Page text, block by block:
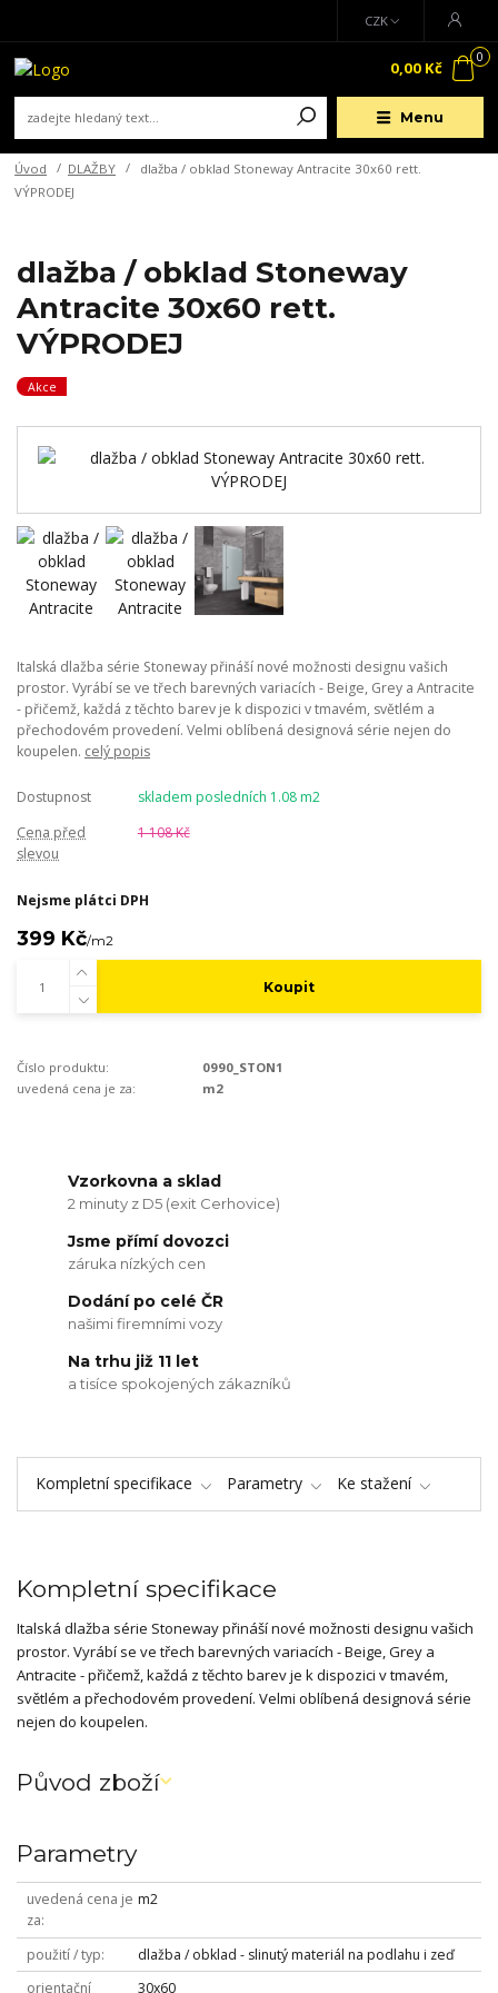
Menu
CZK
0
0,00 Kč
Úvod DLAŽBY
dlažba / obklad Stoneway Antracite 30x60 rett.
VÝPRODEJ
dlažba / obklad Stoneway
Antracite 30x60 rett.
VÝPRODEJ
Akce
Italská dlažba série Stoneway přináší nové možnosti designu vašich
prostor. Vyrábí se ve třech barevných variacích - Beige, Grey a Antracite
- přičemž, každá z těchto barev je k dispozici v tmavém, světlém a
přechodovém provedení. Velmi oblíbená designová série nejen do
koupelen. celý popis
Dostupnost
skladem posledních 1.08 m2
Cena před
slevou
1 108 Kč
Nejsme plátci DPH
399 Kč/m2
Koupit
Číslo produktu:
0990_STON1
uvedená cena je za:
m2
Vzorkovna a sklad
2 minuty z D5 (exit Cerhovice)
Jsme přímí dovozci
záruka nízkých cen
Dodání po celé ČR
našimi firemními vozy
Na trhu již 11 let
a tisíce spokojených zákazníků
Kompletní specifikace Parametry Ke stažení
Kompletní specifikace
Italská dlažba série Stoneway přináší nové možnosti designu vašich
prostor. Vyrábí se ve třech barevných variacích - Beige, Grey a
Antracite - přičemž, každá z těchto barev je k dispozici v tmavém,
světlém a přechodovém provedení. Velmi oblíbená designová série
nejen do koupelen.
Původ zboží
Parametry
uvedená cena je
za
m2
použití / typ
dlažba / obklad - slinutý materiál na podlahu i zeď
orientační
30x60